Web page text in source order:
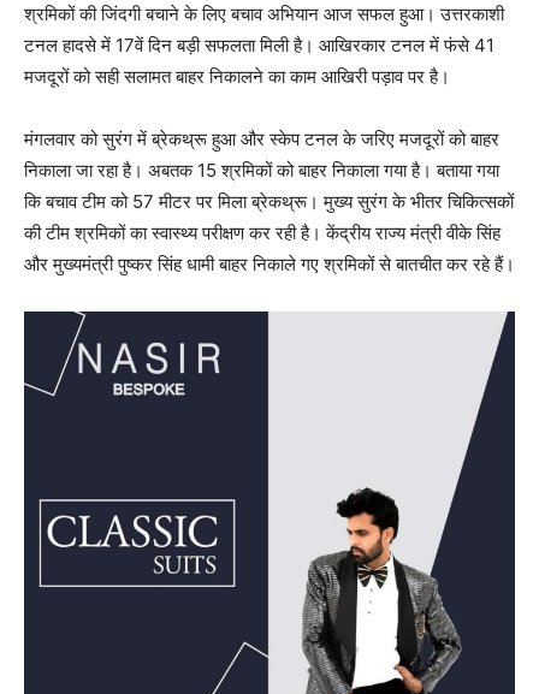
श्रमिकों की जिंदगी बचाने के लिए बचाव अभियान आज सफल हुआ। उत्तरकाशी
टनल हादसे में 17वें दिन बड़ी सफलता मिली है। आखिरकार टनल में फंसे 41
मजदूरों को सही सलामत बाहर निकालने का काम आखिरी पड़ाव पर है।
मंगलवार को सुरंग में ब्रेकथ्रू हुआ और स्केप टनल के जरिए मजदूरों को बाहर
निकाला जा रहा है। अबतक 15 श्रमिकों को बाहर निकाला गया है। बताया गया
कि बचाव टीम को 57 मीटर पर मिला ब्रेकथ्रू। मुख्य सुरंग के भीतर चिकित्सकों
की टीम श्रमिकों का स्वास्थ्य परीक्षण कर रही है। केंद्रीय राज्य मंत्री वीके सिंह
और मुख्यमंत्री पुष्कर सिंह धामी बाहर निकाले गए श्रमिकों से बातचीत कर रहे हैं।